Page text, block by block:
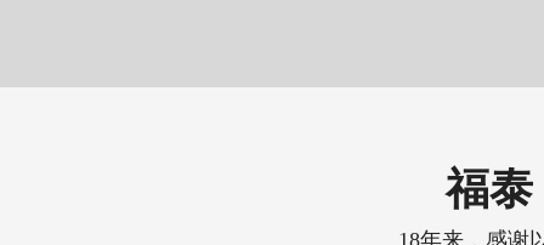
福泰
18年来，感谢